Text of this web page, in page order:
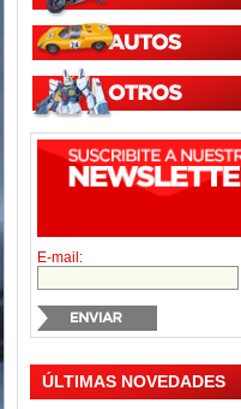
E-mail:
ÚLTIMAS NOVEDADES